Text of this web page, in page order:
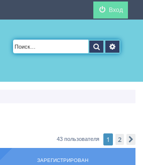
Вход
Поиск
43 пользователя 1 2
ЗАРЕГИСТРИРОВАН